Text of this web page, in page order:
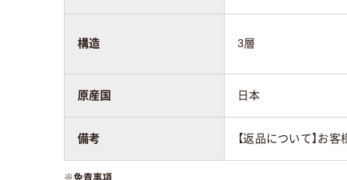
構造 3層
原産国 日本
備考 【返品について】お